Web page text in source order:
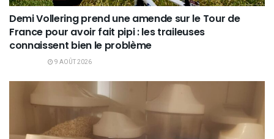
Demi Vollering prend une amende sur le Tour de
France pour avoir fait pipi : les traileuses
connaissent bien le problème
9 AOÛT 2026